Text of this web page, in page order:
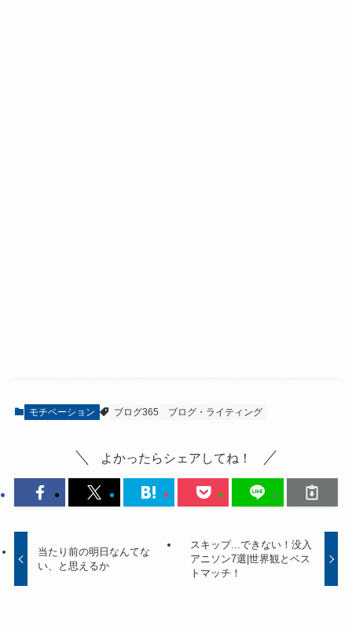
モチベーション ブログ365 ブログ・ライティング
よかったらシェアしてね！
当たり前の明日なんてな
い、と思えるか
スキップ...できない！没入
アニソン7選|世界観とベス
トマッチ！